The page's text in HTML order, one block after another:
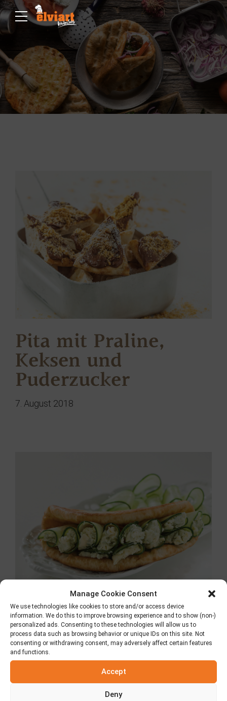
Manage Cookie Consent
We use technologies like cookies to store and/or access device
information. We do this to improve browsing experience and to show (non-)
personalized ads. Consenting to these technologies will allow us to
process data such as browsing behavior or unique IDs on this site. Not
consenting or withdrawing consent, may adversely affect certain features
and functions.
Accept
Deny
Pita mit Praline,
Keksen und
Puderzucker
7. August 2018
Pita mit Roquefort
und Gurke